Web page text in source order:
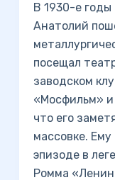
В 1930-е годы
Анатолий
посещал
заводском
«Мосфильм»
что его
массовке. Ему
эпизоде в
Ромма «Ленин